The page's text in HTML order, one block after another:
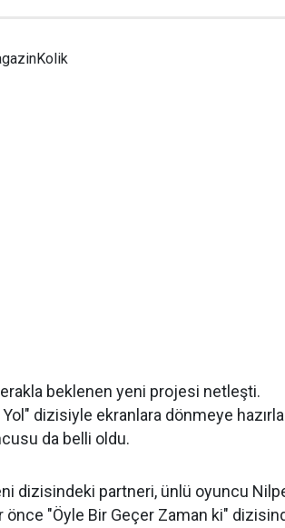
beklenen yeni projesi netleşti.
dizisiyle ekranlara dönmeye
da belli oldu.
dizisindeki partneri, ünlü oyuncu
önce "Öyle Bir Geçer Zaman ki"